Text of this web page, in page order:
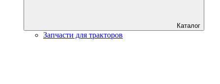
Каталог
Запчасти для тракторов